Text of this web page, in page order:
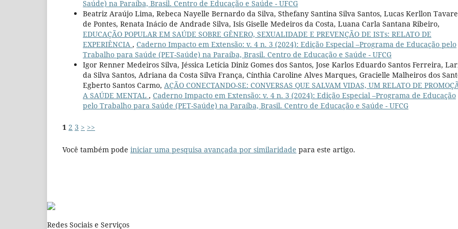
Saúde) na Paraíba, Brasil. Centro de Educação e Saúde - UFCG
Beatriz Araújo Lima, Rebeca Nayelle Bernardo da Silva, Sthefany Santina Silva Santos, Lucas Kerllon
de Pontes, Renata Inácio de Andrade Silva, Isis Giselle Medeiros da Costa, Luana Carla Santana Ribeiro,
EDUCAÇÃO POPULAR EM SAÚDE SOBRE GÊNERO, SEXUALIDADE E PREVENÇÃO DE ISTs: RELATO DE
EXPERIÊNCIA , Caderno Impacto em Extensão: v. 4 n. 3 (2024): Edição Especial –Programa de Educação pelo
Trabalho para Saúde (PET-Saúde) na Paraíba, Brasil. Centro de Educação e Saúde - UFCG
Igor Renner Medeiros Silva, Jéssica Letícia Diniz Gomes dos Santos, Jose Karlos Eduardo Santos Ferreira,
da Silva Santos, Adriana da Costa Silva França, Cínthia Caroline Alves Marques, Gracielle Malheiros dos
Egberto Santos Carmo, AÇÃO CONECTANDO-SE: CONVERSAS QUE SALVAM VIDAS, UM RELATO DE
A SAÚDE MENTAL , Caderno Impacto em Extensão: v. 4 n. 3 (2024): Edição Especial –Programa de Educação
pelo Trabalho para Saúde (PET-Saúde) na Paraíba, Brasil. Centro de Educação e Saúde - UFCG
1 2 3 > >>
Você também pode iniciar uma pesquisa avançada por similaridade para este artigo.
Redes Sociais e Serviços